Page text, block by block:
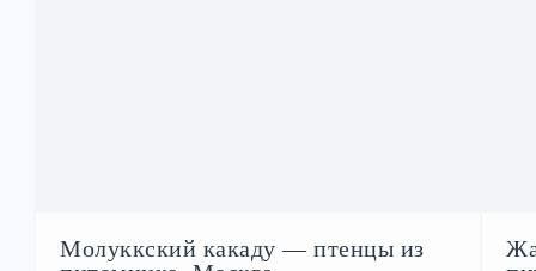
Молуккский какаду — птенцы из